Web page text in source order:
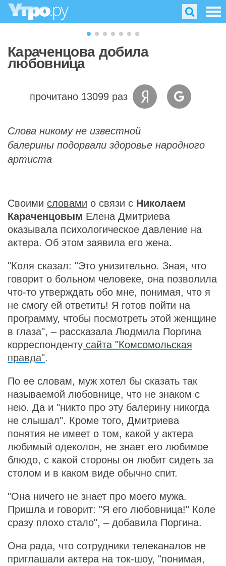
Караченцова добила
любовница
прочитано 13099 раз
Слова никому не известной
балерины подорвали здоровье народного
артиста
Своими словами о связи с Николаем
Караченцовым Елена Дмитриева
оказывала психологическое давление на
актера. Об этом заявила его жена.
"Коля сказал: "Это унизительно. Зная, что
говорит о больном человеке, она позволила
что-то утверждать обо мне, понимая, что я
не смогу ей ответить! Я готов пойти на
программу, чтобы посмотреть этой женщине
в глаза", – рассказала Людмила Поргина
корреспонденту сайта "Комсомольская
правда".
По ее словам, муж хотел бы сказать так
называемой любовнице, что не знаком с
нею. Да и "никто про эту балерину никогда
не слышал". Кроме того, Дмитриева
понятия не имеет о том, какой у актера
любимый одеколон, не знает его любимое
блюдо, с какой стороны он любит сидеть за
столом и в каком виде обычно спит.
"Она ничего не знает про моего мужа.
Пришла и говорит: "Я его любовница!" Коле
сразу плохо стало", – добавила Поргина.
Она рада, что сотрудники телеканалов не
приглашали актера на ток-шоу, "понимая,